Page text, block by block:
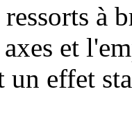
à
et
un effet